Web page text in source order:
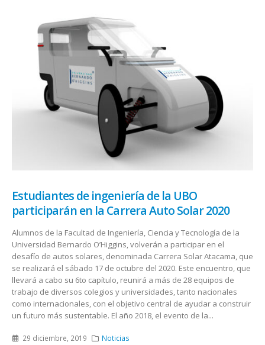
Estudiantes de ingeniería de la UBO
participarán en la Carrera Auto Solar 2020
Alumnos de la Facultad de Ingeniería, Ciencia y Tecnología de la
Universidad Bernardo O’Higgins, volverán a participar en el
desafío de autos solares, denominada Carrera Solar Atacama, que
se realizará el sábado 17 de octubre del 2020. Este encuentro, que
llevará a cabo su 6to capítulo, reunirá a más de 28 equipos de
trabajo de diversos colegios y universidades, tanto nacionales
como internacionales, con el objetivo central de ayudar a construir
un futuro más sustentable. El año 2018, el evento de la...
29 diciembre, 2019 Noticias